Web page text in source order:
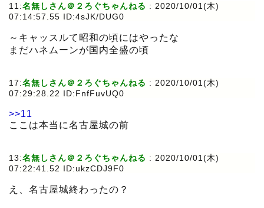
11:名無しさん＠２ろぐちゃんねる : 2020/10/01(木)
07:14:57.55 ID:4sJK/DUG0
～キャッスルて昭和の頃にはやったな
まだハネムーンが国内全盛の頃
17:名無しさん＠２ろぐちゃんねる : 2020/10/01(木)
07:29:28.22 ID:FnfFuvUQ0
>>11
ここは本当に名古屋城の前
13:名無しさん＠２ろぐちゃんねる : 2020/10/01(木)
07:22:41.52 ID:ukzCDJ9F0
え、名古屋城終わったの？